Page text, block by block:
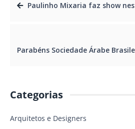
Paulinho Mixaria faz show neste
Categorias
Arquitetos e Designers